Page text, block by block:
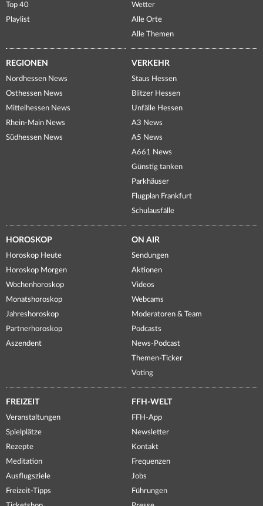
Top 40
Playlist
Wetter
Alle Orte
Alle Themen
REGIONEN
Nordhessen News
Osthessen News
Mittelhessen News
Rhein-Main News
Südhessen News
VERKEHR
Staus Hessen
Blitzer Hessen
Unfälle Hessen
A3 News
A5 News
A661 News
Günstig tanken
Parkhäuser
Flugplan Frankfurt
Schulausfälle
HOROSKOP
Horoskop Heute
Horoskop Morgen
Wochenhoroskop
Monatshoroskop
Jahreshoroskop
Partnerhoroskop
Aszendent
ON AIR
Sendungen
Aktionen
Videos
Webcams
Moderatoren & Team
Podcasts
News-Podcast
Themen-Ticker
Voting
FREIZEIT
Veranstaltungen
Spielplätze
Rezepte
Meditation
Ausflugsziele
Freizeit-Tipps
FFH-WELT
FFH-App
Newsletter
Kontakt
Frequenzen
Jobs
Führungen